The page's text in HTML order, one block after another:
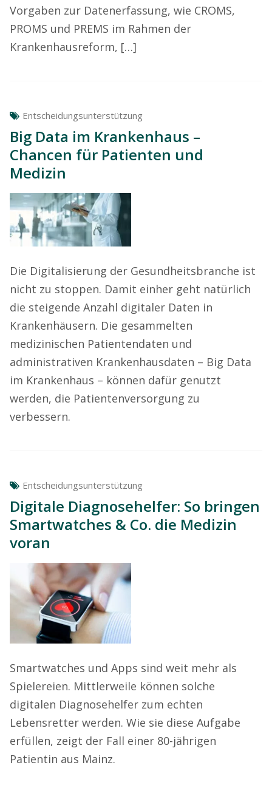
Vorgaben zur Datenerfassung, wie CROMS,
PROMS und PREMS im Rahmen der
Krankenhausreform, […]
Entscheidungsunterstützung
Big Data im Krankenhaus –
Chancen für Patienten und
Medizin
Die Digitalisierung der Gesundheitsbranche ist
nicht zu stoppen. Damit einher geht natürlich
die steigende Anzahl digitaler Daten in
Krankenhäusern. Die gesammelten
medizinischen Patientendaten und
administrativen Krankenhausdaten – Big Data
im Krankenhaus – können dafür genutzt
werden, die Patientenversorgung zu
verbessern.
Entscheidungsunterstützung
Digitale Diagnosehelfer: So bringen
Smartwatches & Co. die Medizin
voran
Smartwatches und Apps sind weit mehr als
Spielereien. Mittlerweile können solche
digitalen Diagnosehelfer zum echten
Lebensretter werden. Wie sie diese Aufgabe
erfüllen, zeigt der Fall einer 80-jährigen
Patientin aus Mainz.